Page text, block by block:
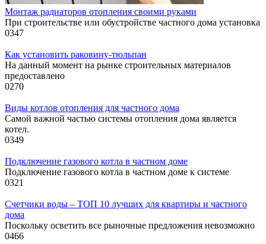
Монтаж радиаторов отопления своими руками
При строительстве или обустройстве частного дома установка
0347
Как установить раковину-тюльпан
На данный момент на рынке строительных материалов
предоставлено
0270
Виды котлов отопления для частного дома
Самой важной частью системы отопления дома является
котел.
0349
Подключение газового котла в частном доме
Подключение газового котла в частном доме к системе
0321
Счетчики воды – ТОП 10 лучших для квартиры и частного
дома
Поскольку осветить все рыночные предложения невозможно
0466